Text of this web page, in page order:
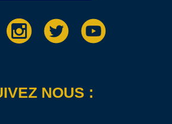
NOUS :